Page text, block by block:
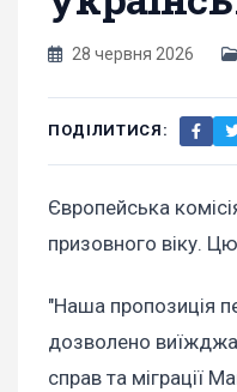
28 червня 2026
ПОДІЛИТИСЯ:
Європейська
призовного віку.
"Наша пропозиція
дозволено
справ та міграції